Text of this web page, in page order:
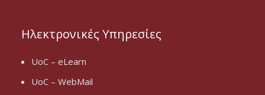
Ηλεκτρονικές Υπηρεσίες
UoC – eLearn
UoC – WebMail